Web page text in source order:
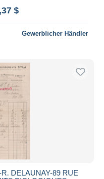
$
Gewerblicher Händler
DELAUNAY-89 RUE